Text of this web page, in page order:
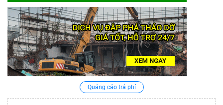
Quảng cáo trả phí